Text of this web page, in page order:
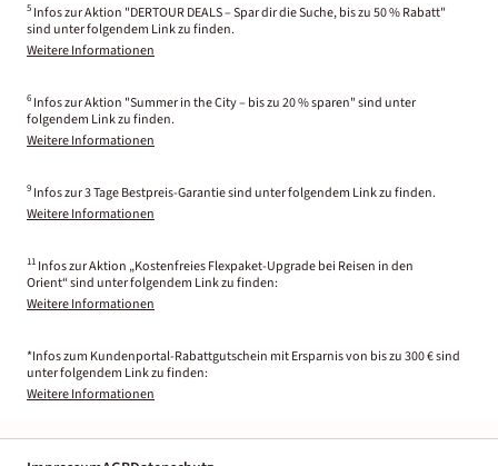
5 Infos zur Aktion "DERTOUR DEALS – Spar dir die Suche, bis zu 50 % Rabatt"
sind unter folgendem Link zu finden.
Weitere Informationen
6 Infos zur Aktion "Summer in the City – bis zu 20 % sparen" sind unter
folgendem Link zu finden.
Weitere Informationen
9 Infos zur 3 Tage Bestpreis-Garantie sind unter folgendem Link zu finden.
Weitere Informationen
11 Infos zur Aktion „Kostenfreies Flexpaket-Upgrade bei Reisen in den
Orient“ sind unter folgendem Link zu finden:
Weitere Informationen
*Infos zum Kundenportal-Rabattgutschein mit Ersparnis von bis zu 300 € sind
unter folgendem Link zu finden:
Weitere Informationen